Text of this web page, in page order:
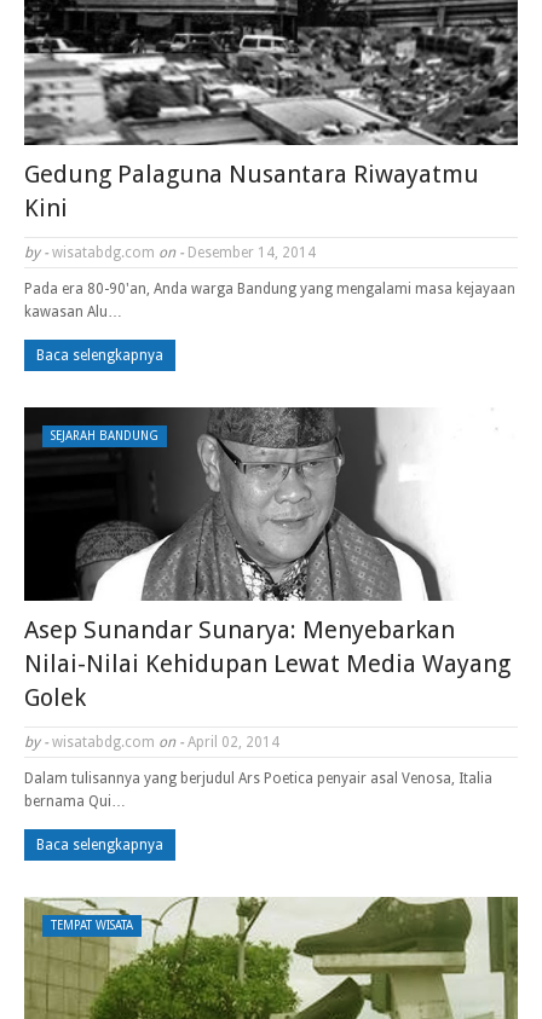
Gedung Palaguna Nusantara Riwayatmu
Kini
by - wisatabdg.com on - Desember 14, 2014
Pada era 80-90'an, Anda warga Bandung yang mengalami masa kejayaan
kawasan Alu…
Baca selengkapnya
SEJARAH BANDUNG
Asep Sunandar Sunarya: Menyebarkan
Nilai-Nilai Kehidupan Lewat Media Wayang
Golek
by - wisatabdg.com on - April 02, 2014
Dalam tulisannya yang berjudul Ars Poetica penyair asal Venosa, Italia
bernama Qui…
Baca selengkapnya
TEMPAT WISATA